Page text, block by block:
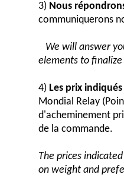
3) Nous
communiquerons
We will answer
elements to finalize
4) Les prix
Mondial Relay
d'acheminement
de la commande.
The prices
on weight and